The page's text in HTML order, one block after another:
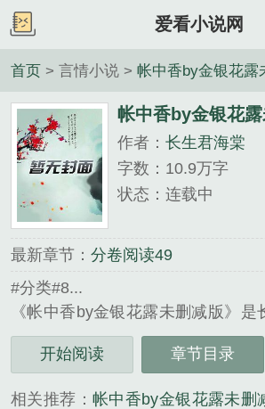
爱看小说网
首页 > 言情小说 > 帐中香by金银花露
帐中香by金银花
作者： 长生君海棠
字数：10.9万字
状态：连载中
最新章节： 分卷阅读49
#分类#8...
《帐中香by金银花露未删减版》是
作的言情小说类小说。
开始阅读
章节目录
相关推荐：帐中香by金银花露未删